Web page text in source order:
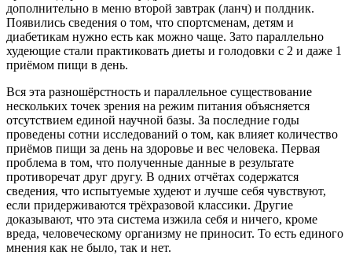
дополнительно в меню второй завтрак (ланч) и полдник.
Появились сведения о том, что спортсменам, детям и
диабетикам нужно есть как можно чаще. Зато параллельно
худеющие стали практиковать диеты и голодовки с 2 и даже 1
приёмом пищи в день.
Вся эта разношёрстность и параллельное существование
нескольких точек зрения на режим питания объясняется
отсутствием единой научной базы. За последние годы
проведены сотни исследований о том, как влияет количество
приёмов пищи за день на здоровье и вес человека. Первая
проблема в том, что полученные данные в результате
противоречат друг другу. В одних отчётах содержатся
сведения, что испытуемые худеют и лучше себя чувствуют,
если придерживаются трёхразовой классики. Другие
доказывают, что эта система изжила себя и ничего, кроме
вреда, человеческому организму не приносит. То есть единого
мнения как не было, так и нет.